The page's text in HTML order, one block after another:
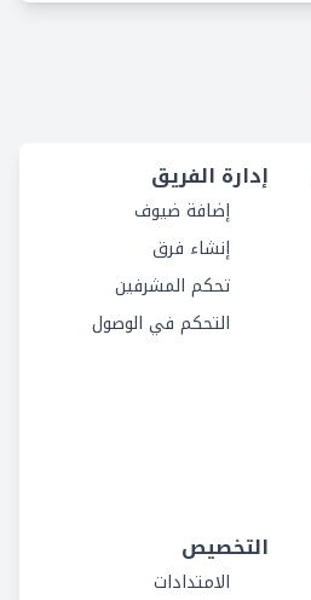
إدارة الفريق
إضافة ضيوف
إنشاء فرق
تحكم المشرفين
التحكم في الوصول
التخصيص
الامتدادات